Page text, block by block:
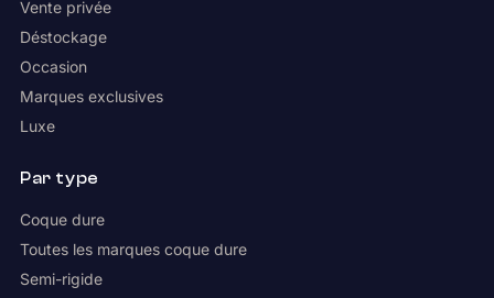
Vente privée
Déstockage
Occasion
Marques exclusives
Luxe
Par type
Coque dure
Toutes les marques coque dure
Semi-rigide